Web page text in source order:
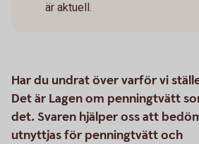
är aktuell.
Har du undrat över varför vi
Det är Lagen om penningtvätt
det. Svaren hjälper oss att
utnyttjas för penningtvätt och